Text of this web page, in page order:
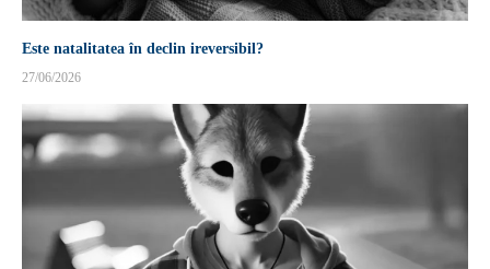
Este natalitatea în declin ireversibil?
27/06/2026